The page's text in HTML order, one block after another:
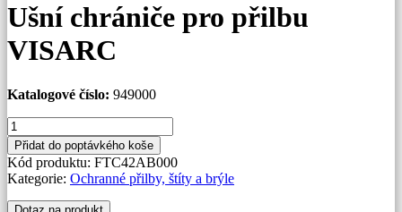
Ušní chrániče pro přilbu
VISARC
Katalogové číslo: 949000
Ušní
chrániče
pro
přilbu
VISARC
množství
Přidat do poptávkého koše
Kód produktu: FTC42AB000
Kategorie: Ochranné přilby, štíty a brýle